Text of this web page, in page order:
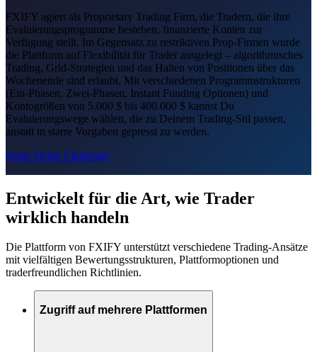
FXIFY agiert als Proprietary Trading Firm, die Tradern, die ihre
Evaluierungsprogramme bestehen, finanzierte Konten zur
Verfügung stellt. Im Gegensatz zu restriktiven Prop-Firmen wurde
die Plattform auf Flexibilität für Trader ausgelegt – algorithmisches
Trading, Grid-Strategien und das Halten von Positionen über das
Wochenende sind erlaubt. Mit verschiedenen Programmstrukturen
(Ein-Phasen, Zwei-Phasen, Instant Funding Optionen) und
Kontogrößen von 5.000 $ bis 400.000 $ kannst Du
Evaluierungswege wählen, die zu Deinem Trading-Stil passen,
anstatt in starre Vorgaben gepresst zu werden.
Starte Deine Challenge
Entwickelt für die Art, wie Trader
wirklich handeln
Die Plattform von FXIFY unterstützt verschiedene Trading-Ansätze
mit vielfältigen Bewertungsstrukturen, Plattformoptionen und
traderfreundlichen Richtlinien.
Zugriff auf mehrere Plattformen